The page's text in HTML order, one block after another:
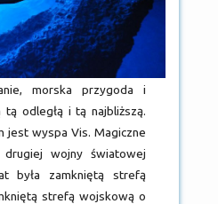
morska przygoda i
odległą i tą najbliższą.
jest wyspa Vis. Magiczne
drugiej wojny światowej
była zamkniętą strefą
strefą wojskową o